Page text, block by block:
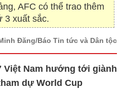
AFC có thể trao thêm
3 xuất sắc.
Đăng/Báo Tin tức và Dân tộc
Việt Nam hướng tới giành
dự World Cup